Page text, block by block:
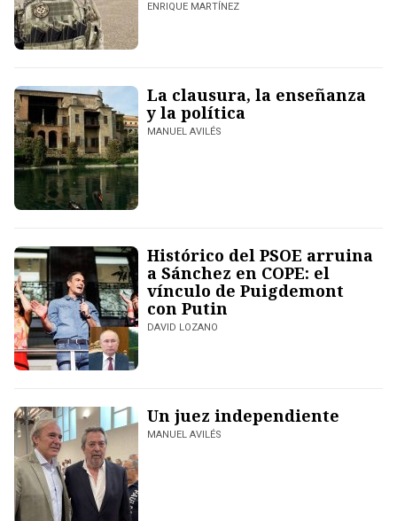
ENRIQUE MARTÍNEZ
La clausura, la enseñanza
y la política
MANUEL AVILÉS
Histórico del PSOE arruina
a Sánchez en COPE: el
vínculo de Puigdemont
con Putin
DAVID LOZANO
Un juez independiente
MANUEL AVILÉS